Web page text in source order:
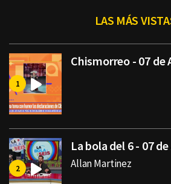
LAS MÁS
Chismorreo - 07 de
La bola del 6 - 07
Allan Martinez